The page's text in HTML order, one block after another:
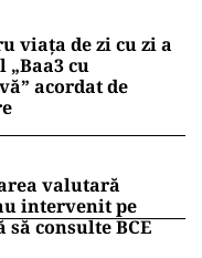
viața de zi cu zi a
cu
acordat de
valutară
intervenit pe
consulte BCE